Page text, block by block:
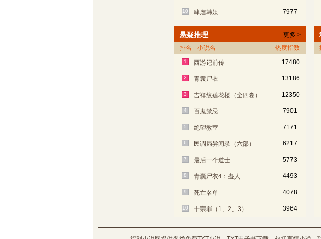
10 肆虐韩娱 7977
悬疑推理
更多 >
排名
小说名 热度指数
1 西游记前传 17480
2 青囊尸衣 13186
3 吉祥纹莲花楼（全四卷） 12350
4 百鬼禁忌 7901
5 绝望教室 7171
6 民调局异闻录（六部） 6217
7 最后一个道士 5773
8 青囊尸衣4：蛊人 4493
9 死亡名单 4078
10 十宗罪（1、2、3） 3964